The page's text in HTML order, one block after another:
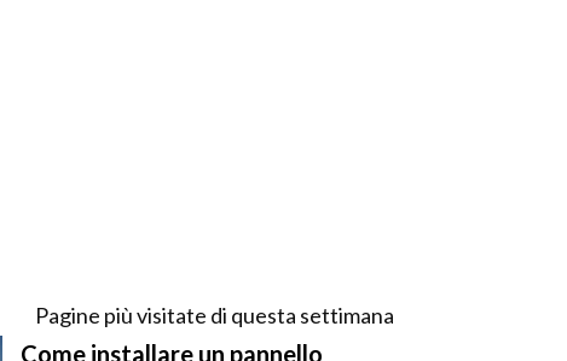
Pagine più visitate di questa settimana
Come installare un pannello